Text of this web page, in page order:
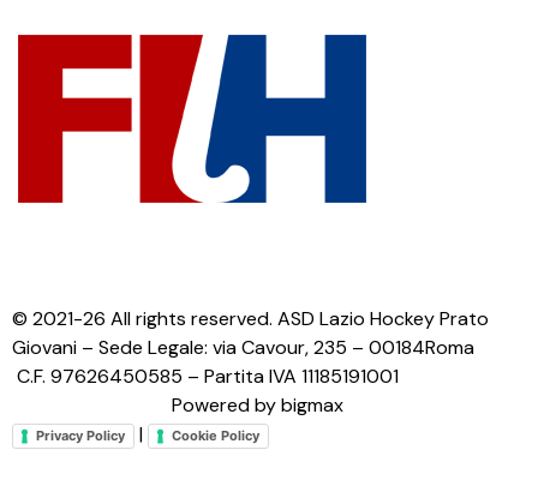
© 2021-26 All rights reserved. ASD Lazio Hockey Prato
Giovani – Sede Legale: via Cavour, 235 – 00184Roma
C.F. 97626450585 – Partita IVA 11185191001
Powered by bigmax
Privacy Policy | Cookie Policy